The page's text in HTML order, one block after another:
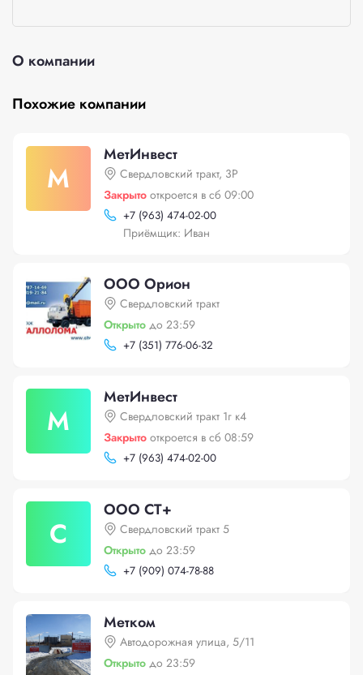
О компании
Похожие компании
М
МетИнвест
Свердловский тракт, 3Р
Закрыто откроется в сб 09:00
+7 (963) 474-02-00
Приёмщик: Иван
ООО Орион
Свердловский тракт
Открыто до 23:59
+7 (351) 776-06-32
М
МетИнвест
Свердловский тракт 1г к4
Закрыто откроется в сб 08:59
+7 (963) 474-02-00
С
ООО СТ+
Свердловский тракт 5
Открыто до 23:59
+7 (909) 074-78-88
Метком
Автодорожная улица, 5/11
Открыто до 23:59